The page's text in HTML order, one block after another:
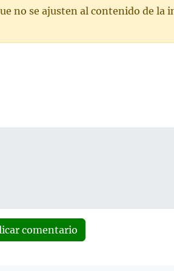
no se ajusten al contenido de la
comentario